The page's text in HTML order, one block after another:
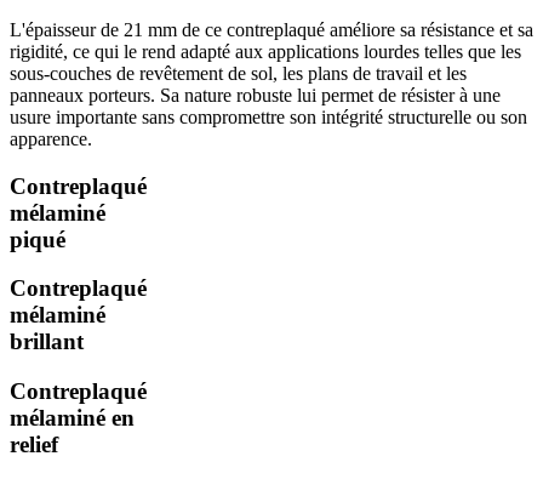
L'épaisseur de 21 mm de ce contreplaqué améliore sa résistance et sa
rigidité, ce qui le rend adapté aux applications lourdes telles que les
sous-couches de revêtement de sol, les plans de travail et les
panneaux porteurs. Sa nature robuste lui permet de résister à une
usure importante sans compromettre son intégrité structurelle ou son
apparence.
Contreplaqué
mélaminé
piqué
Contreplaqué
mélaminé
brillant
Contreplaqué
mélaminé en
relief